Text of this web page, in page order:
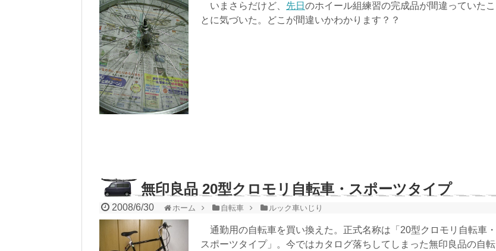
いまさらだけど、 先日 のホイール組練習の完成品が間違っていたこ
とに気づいた。どこが間違いかわかります？？
無印良品 20型クロモリ自転車・スポーツタイプ
2008/6/30 ホーム 自転車 ルック車いじり
通勤用の自転車を買い換えた。正式名称は「20型クロモリ自転車・
スポーツタイプ」。今ではカタログ落ちしてしまった無印良品の自転